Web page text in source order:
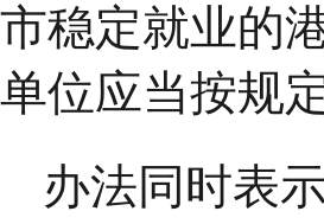
市稳定就业的
单位应当按规
办法同时表